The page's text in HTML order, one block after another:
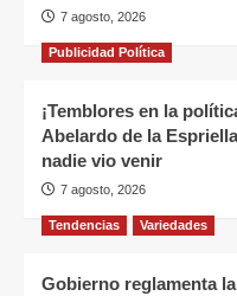
7 agosto, 2026
Publicidad Política
¡Temblores en la
Abelardo de la
nadie vio venir
7 agosto, 2026
Tendencias Variedades
Gobierno reglamenta